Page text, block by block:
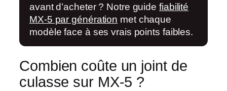
avant d’acheter ? Notre guide fiabilité
MX-5 par génération met chaque
modèle face à ses vrais points faibles.
Combien coûte un joint de
culasse sur MX-5 ?